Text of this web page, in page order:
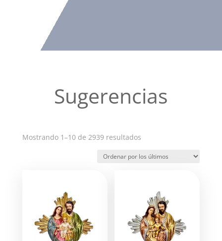
Sugerencias
Mostrando 1–10 de 2939 resultadosOrdenado
los